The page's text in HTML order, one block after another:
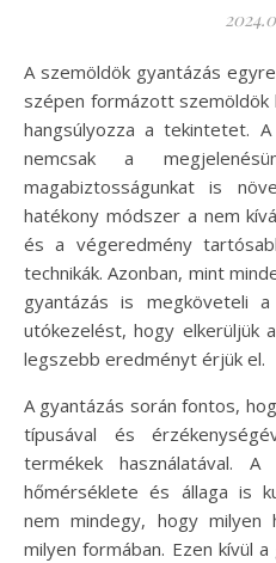
A szemöldök gyantázás egyre népszerűbbé válik, hiszen a
szépen formázott
hangsúlyozza a tekintetet.
nemcsak a
magabiztosságunkat is
hatékony módszer a nem
és a végeredmény
technikák. Azonban, mint
gyantázás is megköveteli
utókezelést, hogy elkerüljük
legszebb eredményt érjük el.
A gyantázás során fontos,
típusával és
termékek használatával.
hőmérséklete és állaga is
nem mindegy, hogy milyen
milyen formában. Ezen kívül